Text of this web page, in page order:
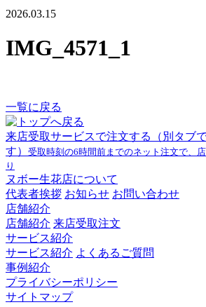
2026.03.15
IMG_4571_1
一覧に戻る
来店受取サービスで注文する
（別タブ
す） 受取時刻の6時間前までのネット注文で、
り
ヌボー生花店について
代表者挨拶 お知らせ お問い合わせ
店舗紹介
店舗紹介 来店受取注文
サービス紹介
サービス紹介 よくあるご質問
事例紹介
プライバシーポリシー
サイトマップ